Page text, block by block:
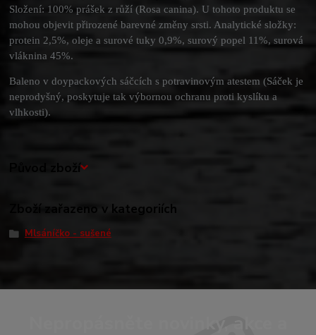
Složení: 100% prášek z růží (Rosa canina). U tohoto produktu se
mohou objevit přirozené barevné změny srsti. Analytické složky:
protein 2,5%, oleje a surové tuky 0,9%, surový popel 11%, surová
vláknina 45%.
Baleno v doypackových sáčcích s potravinovým atestem (Sáček je
neprodyšný, poskytuje tak výbornou ochranu proti kyslíku a
vlhkosti).
Původ zboží
Zboží zařazeno v kategoriích
Mlsáníčko - sušené